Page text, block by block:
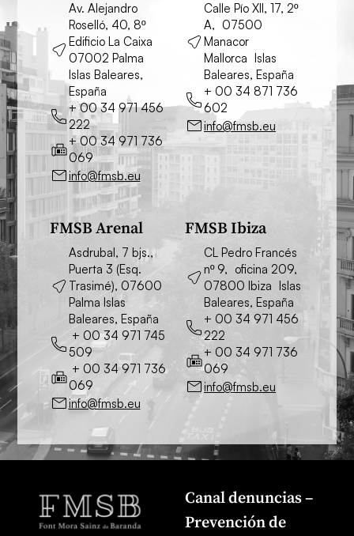
Av. Alejandro
Roselló, 40, 8º
Edificio La Caixa
07002 Palma
Islas Baleares,
España
+ 00 34 971 456
222
+ 00 34 971 736
069
info@fmsb.eu
Calle Pío XII, 17, 2º
A, 07500
Manacor
Mallorca Islas
Baleares, España
+ 00 34 871 736
602
info@fmsb.eu
FMSB Arenal
Asdrubal, 7 bjs.,
Puerta 3 (Esq.
Trasimé), 07600
Palma Islas
Baleares, España
+ 00 34 971 745
509
+ 00 34 971 736
069
info@fmsb.eu
FMSB Ibiza
CL Pedro Francés
nº 9, oficina 209,
07800 Ibiza Islas
Baleares, España
+ 00 34 971 456
222
+ 00 34 971 736
069
info@fmsb.eu
Canal denuncias –
Prevención de